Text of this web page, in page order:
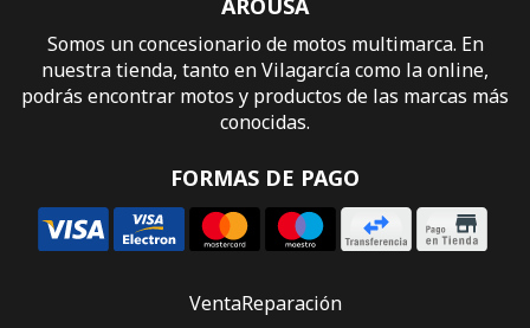
Somos un concesionario de motos multimarca. En
nuestra tienda, tanto en Vilagarcía como la online,
podrás encontrar motos y productos de las marcas más
conocidas.
FORMAS DE PAGO
VentaReparación